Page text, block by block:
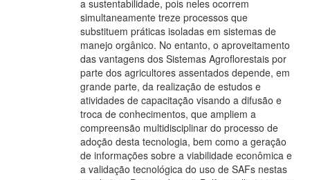
a sustentabilidade, pois neles ocorrem
simultaneamente treze processos que
substituem práticas isoladas em sistemas de
manejo orgânico. No entanto, o aproveitamento
das vantagens dos Sistemas Agroflorestais por
parte dos agricultores assentados depende, em
grande parte, da realização de estudos e
atividades de capacitação visando a difusão e
troca de conhecimentos, que ampliem a
compreensão multidisciplinar do processo de
adoção desta tecnologia, bem como a geração
de informações sobre a viabilidade econômica e
a validação tecnológica do uso de SAFs nestas